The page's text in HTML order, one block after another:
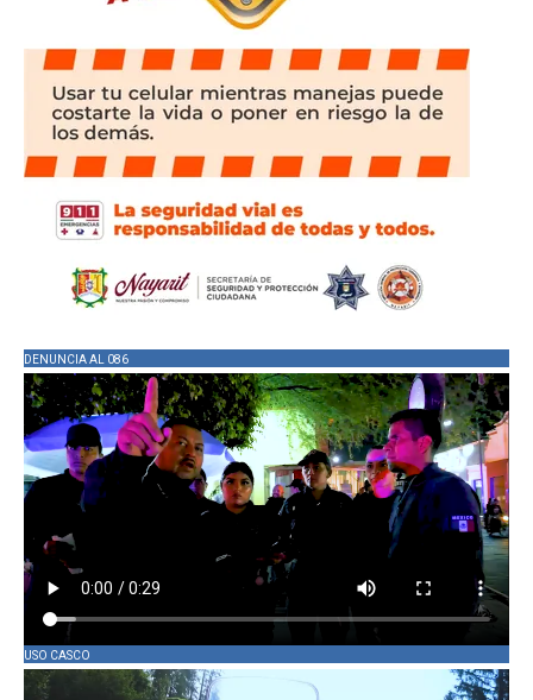
DENUNCIA AL 086
USO CASCO